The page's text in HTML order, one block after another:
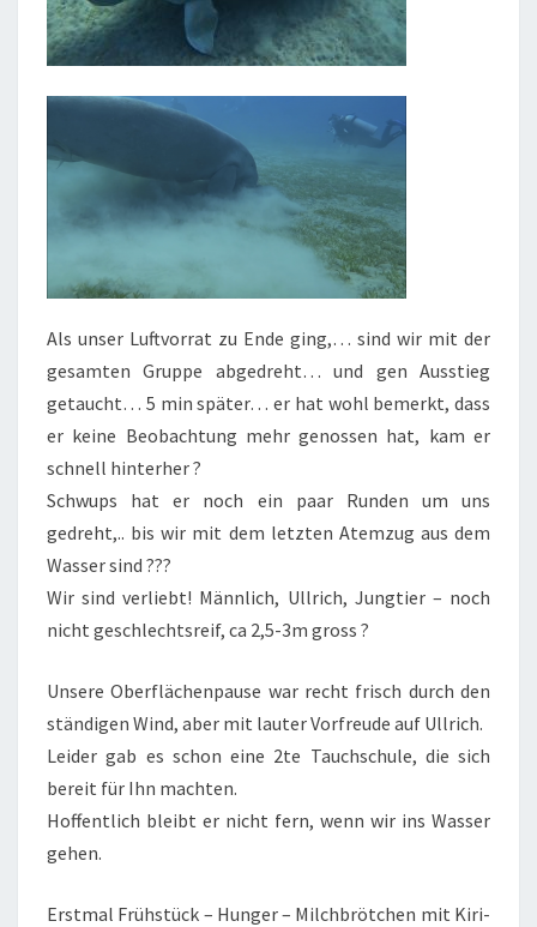
Als unser Luftvorrat zu Ende ging,… sind wir mit der
gesamten Gruppe abgedreht… und gen Ausstieg
getaucht… 5 min später… er hat wohl bemerkt, dass
er keine Beobachtung mehr genossen hat, kam er
schnell hinterher ?
Schwups hat er noch ein paar Runden um uns
gedreht,.. bis wir mit dem letzten Atemzug aus dem
Wasser sind ???
Wir sind verliebt! Männlich, Ullrich, Jungtier – noch
nicht geschlechtsreif, ca 2,5-3m gross ?
Unsere Oberflächenpause war recht frisch durch den
ständigen Wind, aber mit lauter Vorfreude auf Ullrich.
Leider gab es schon eine 2te Tauchschule, die sich
bereit für Ihn machten.
Hoffentlich bleibt er nicht fern, wenn wir ins Wasser
gehen.
Erstmal Frühstück – Hunger – Milchbrötchen mit Kiri-